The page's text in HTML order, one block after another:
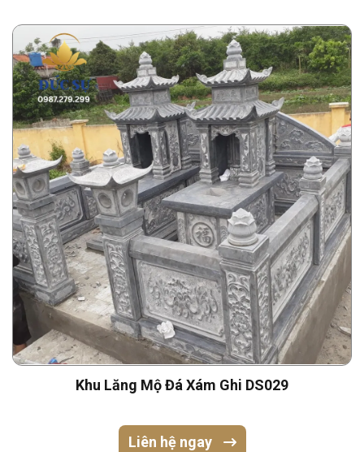
Khu Lăng Mộ Đá Xám Ghi DS029
Liên hệ ngay